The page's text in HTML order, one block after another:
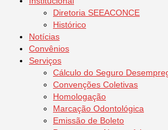
Diretoria SEEACONCE
Histórico
Notícias
Convênios
Serviços
Cálculo do Seguro
Convenções Coletivas
Homologação
Marcação Odontológica
Emissão de Boleto